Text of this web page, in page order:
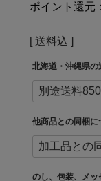
ポイント還元：
送料込
北海道・沖縄県の
他商品との同梱に
のし、包装、メッ